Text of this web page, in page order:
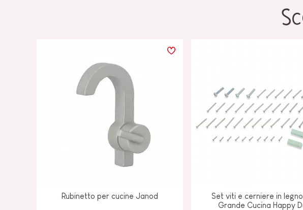
Rubinetto per cucine Janod
Set viti e cerniere in
Grande Cucina Happy